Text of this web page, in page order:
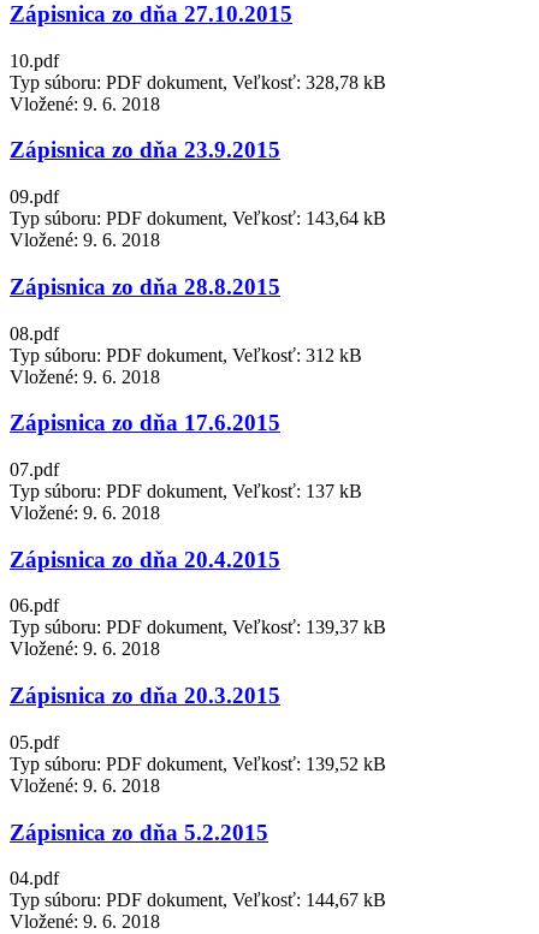
Zápisnica zo dňa 27.10.2015
10.pdf
Typ súboru: PDF dokument, Veľkosť: 328,78 kB
Vložené: 9. 6. 2018
Zápisnica zo dňa 23.9.2015
09.pdf
Typ súboru: PDF dokument, Veľkosť: 143,64 kB
Vložené: 9. 6. 2018
Zápisnica zo dňa 28.8.2015
08.pdf
Typ súboru: PDF dokument, Veľkosť: 312 kB
Vložené: 9. 6. 2018
Zápisnica zo dňa 17.6.2015
07.pdf
Typ súboru: PDF dokument, Veľkosť: 137 kB
Vložené: 9. 6. 2018
Zápisnica zo dňa 20.4.2015
06.pdf
Typ súboru: PDF dokument, Veľkosť: 139,37 kB
Vložené: 9. 6. 2018
Zápisnica zo dňa 20.3.2015
05.pdf
Typ súboru: PDF dokument, Veľkosť: 139,52 kB
Vložené: 9. 6. 2018
Zápisnica zo dňa 5.2.2015
04.pdf
Typ súboru: PDF dokument, Veľkosť: 144,67 kB
Vložené: 9. 6. 2018